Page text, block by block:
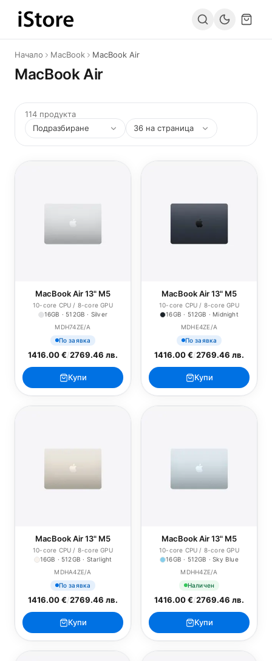
Към съдържанието
Начало MacBook MacBook Air
MacBook Air
114 продукта
MacBook Air 13" M5
10-core CPU / 8-core GPU
16GB · 512GB · Silver
MDH74ZE/A
По заявка
1416.00 €/2769.46 лв.
Купи
MacBook Air 13" M5
10-core CPU / 8-core GPU
16GB · 512GB · Midnight
MDHE4ZE/A
По заявка
1416.00 €/2769.46 лв.
Купи
MacBook Air 13" M5
10-core CPU / 8-core GPU
16GB · 512GB · Starlight
MDHA4ZE/A
По заявка
1416.00 €/2769.46 лв.
Купи
MacBook Air 13" M5
10-core CPU / 8-core GPU
16GB · 512GB · Sky Blue
MDHH4ZE/A
Наличен
1416.00 €/2769.46 лв.
Купи